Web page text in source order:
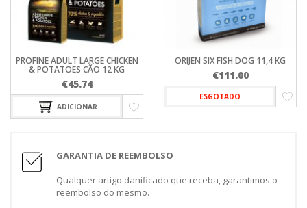
PROFINE ADULT LARGE CHICKEN
& POTATOES CÃO 12 KG
€45.74
ADICIONAR
ORIJEN SIX FISH DOG 11,4 KG
€111.00
ESGOTADO
GARANTIA DE REEMBOLSO
Qualquer artigo danificado que receba, garantimos o
reembolso do mesmo.